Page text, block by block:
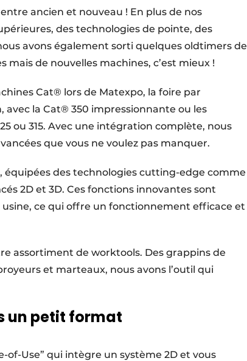
ancien et nouveau ! En plus de nos
des technologies de pointe, des
avons également sorti quelques oldtimers de
mais de nouvelles machines, c’est mieux !
Cat® lors de Matexpo, la foire par
avec la Cat® 350 impressionnante ou les
ou 315. Avec une intégration complète, nous
que vous ne voulez pas manquer.
équipées des technologies cutting-edge comme
2D et 3D. Ces fonctions innovantes sont
ce qui offre un fonctionnement efficace et
assortiment de worktools. Des grappins de
et marteaux, nous avons l’outil qui
un petit format
of-Use” qui intègre un système 2D et vous